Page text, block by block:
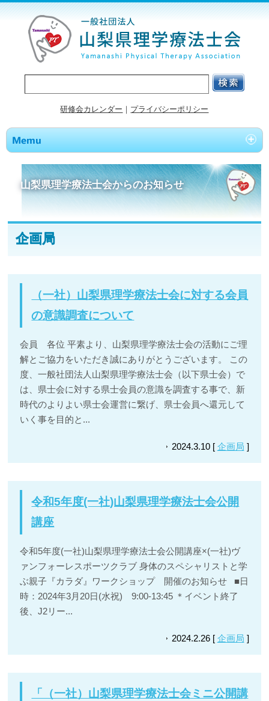
研修会カレンダー ｜ プライバシーポリシー
山梨県理学療法士会からのお知らせ
企画局
（一社）山梨県理学療法士会に対する会員
の意識調査について
会員 各位 平素より、山梨県理学療法士会の活動にご理
解とご協力をいただき誠にありがとうございます。 この
度、一般社団法人山梨県理学療法士会（以下県士会）で
は、県士会に対する県士会員の意識を調査する事で、新
時代のよりよい県士会運営に繋げ、県士会員へ還元して
いく事を目的と...
2024.3.10 [ 企画局 ]
令和5年度(一社)山梨県理学療法士会公開
講座
令和5年度(一社)山梨県理学療法士会公開講座×(一社)ヴ
ァンフォーレスポーツクラブ 身体のスペシャリストと学
ぶ親子『カラダ』ワークショップ 開催のお知らせ ■日
時：2024年3月20日(水祝) 9:00-13:45 ＊イベント終了
後、J2リー...
2024.2.26 [ 企画局 ]
「（一社）山梨県理学療法士会ミニ公開講